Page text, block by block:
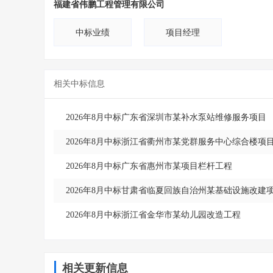
福建省伟鹏工程管理有限公司
中标业绩 项目经理
相关中标信息
2026年8月中标广东省深圳市某补水泵站维修服务项目
2026年8月中标浙江省衢州市某党群服务中心综合楼项
2026年8月中标广东省惠州市某项目栏杆工程
2026年8月中标甘肃省临夏回族自治州某基础设施改建
2026年8月中标浙江省金华市某幼儿园改造工程
相关更新信息